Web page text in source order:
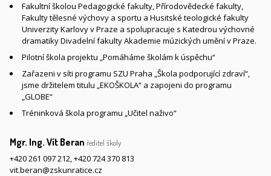
Fakultní školou Pedagogické fakulty, Přírodovědecké fakulty,
Fakulty tělesné výchovy a sportu a Husitské teologické fakulty
Univerzity Karlovy v Praze a spolupracuje s Katedrou výchovné
dramatiky Divadelní fakulty Akademie múzických umění v Praze.
Pilotní škola projektu „Pomáháme školám k úspěchu“
Zařazeni v síti programu SZU Praha „Škola podporující zdraví“,
jsme držitelem titulu „EKOŠKOLA“ a zapojeni do programu
„GLOBE“
Tréninková škola programu „Učitel naživo“
Mgr. Ing. Vít Beran ředitel školy
+420 261 097 212,+420 724 370 813
vit.beran@zskunratice.cz